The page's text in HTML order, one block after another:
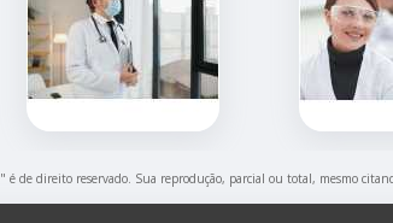
" é de direito reservado. Sua reprodução, parcial ou total, mesmo